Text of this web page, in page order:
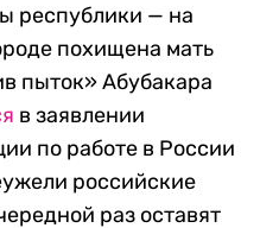
республики — на
похищена мать
пыток» Абубакара
в заявлении
по работе в России
российские
раз оставят